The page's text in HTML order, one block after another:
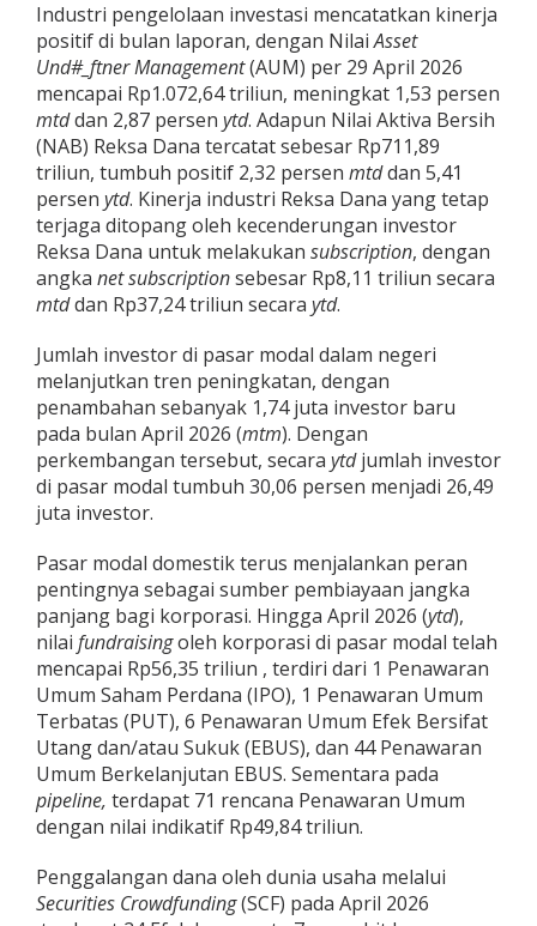
Industri pengelolaan investasi mencatatkan kinerja
positif di bulan laporan, dengan NilaiAsset
Und#_ftner Management(AUM) per 29 April 2026
mencapai Rp1.072,64 triliun, meningkat 1,53 persen
mtddan 2,87 persen ytd. Adapun Nilai Aktiva Bersih
(NAB) Reksa Dana tercatat sebesar Rp711,89
triliun, tumbuh positif 2,32 persen mtddan 5,41
persen ytd. Kinerja industri Reksa Dana yang tetap
terjaga ditopang oleh kecenderungan investor
Reksa Dana untuk melakukan subscription, dengan
angka net subscriptionsebesar Rp8,11 triliun secara
mtddan Rp37,24 triliun secara ytd.
Jumlah investor di pasar modal dalam negeri
melanjutkan tren peningkatan, dengan
penambahan sebanyak 1,74 juta investor baru
pada bulan April 2026 (mtm). Dengan
perkembangan tersebut, secara ytdjumlah investor
di pasar modal tumbuh 30,06 persen menjadi 26,49
juta investor.
Pasar modal domestik terus menjalankan peran
pentingnya sebagai sumber pembiayaan jangka
panjang bagi korporasi. Hingga April 2026 (ytd),
nilai fundraisingoleh korporasi di pasar modal telah
mencapai Rp56,35 triliun , terdiri dari 1 Penawaran
Umum Saham Perdana (IPO), 1 Penawaran Umum
Terbatas (PUT), 6 Penawaran Umum Efek Bersifat
Utang dan/atau Sukuk (EBUS), dan 44 Penawaran
Umum Berkelanjutan EBUS. Sementara pada
pipeline, terdapat 71 rencana Penawaran Umum
dengan nilai indikatif Rp49,84 triliun.
Penggalangan dana oleh dunia usaha melalui
Securities Crowdfunding(SCF) pada April 2026